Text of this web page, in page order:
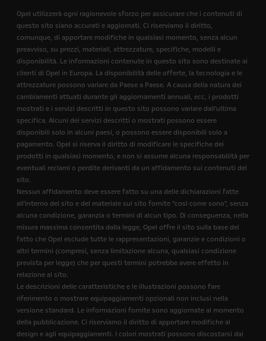
Opel utilizzerà ogni ragionevole sforzo per assicurare che i contenuti di
questo sito siano accurati e aggiornati. Ci riserviamo il diritto,
comunque, di apportare modifiche in qualsiasi momento, senza alcun
preavviso, su prezzi, materiali, attrezzature, specifiche, modelli e
disponibilità. Le informazioni contenute in questo sito sono destinate ai
clienti di Opel in Europa. La disponibilità delle offerte, la tecnologia e le
attrezzature possono variare da Paese a Paese. A causa della natura dei
cambiamenti attuati durante gli aggiornamenti annuali, ecc, i prodotti
mostrati e i servizi descritti in questo sito possono variare dall'ultima
specifica. Alcuni dei servizi descritti o mostrati possono essere
disponibili solo in alcuni paesi, o possono essere disponibili solo a
pagamento. Opel si riserva il diritto di modificare le specifiche dei
prodotti in qualsiasi momento, e non si assume alcuna responsabilità per
eventuali reclami o perdite derivanti da un affidamento sui contenuti del
sito.
Nessun affidamento deve essere fatto su una delle dichiarazioni fatte
all'interno del sito e del materiale sul sito fornite "così come sono", senza
alcuna condizione, garanzia o termini di alcun tipo. Di conseguenza, nella
misura massima consentita dalla legge, Opel offre il sito sulla base del
fatto che Opel esclude tutte le rappresentazioni, garanzie e condizioni o
altri termini (compresi, senza limitazione alcuna, qualsiasi condizione
prevista per legge) che per questi termini potrebbe avere effetto in
relazione al sito.
Le descrizioni delle caratteristiche e le illustrazioni possono fare
riferimento o mostrare equipaggiamenti opzionali non inclusi nella
versione standard. Le informazioni fornite sono aggiornate al momento
della pubblicazione. Ci riserviamo il diritto di apportare modifiche al
design e agli equipaggiamenti. I colori mostrati possono discostarsi dai